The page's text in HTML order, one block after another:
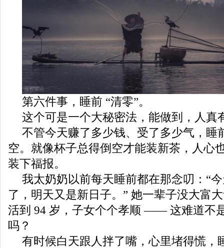
第六件事，睡前 “清零”。
这个可是一个大秘密法，能做到，人真
不管今天赚了多少钱、受了多少气，睡
空。就像杯子总得倒空才能装新茶，人心
装下福报。
我太奶奶以前每天睡前都在那念叨：“
了，明天又是新日子。” 她一辈子没大富
活到 94 岁，子女个个孝顺 —— 这难道不
吗？
有时候白天跟人拌了嘴，心里堵得慌，